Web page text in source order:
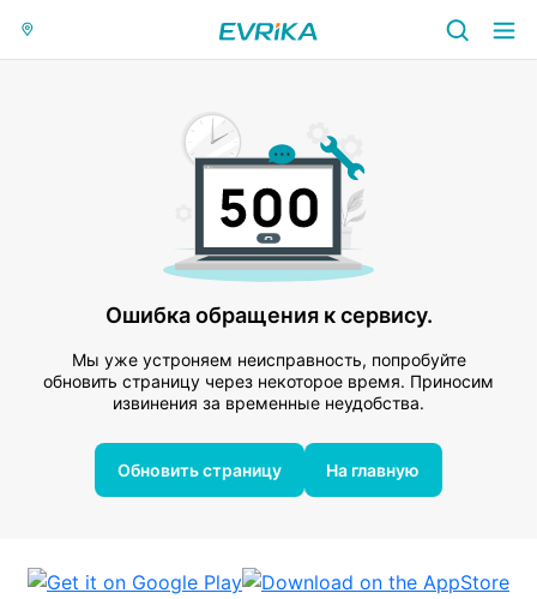
Ошибка обращения к сервису.
Мы уже устроняем неисправность, попробуйте
обновить страницу через некоторое время. Приносим
извинения за временные неудобства.
Обновить страницу На главную